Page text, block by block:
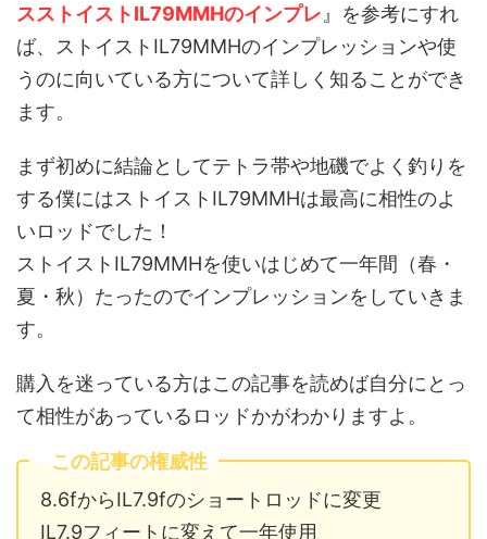
スストイストIL79MMHのインプレ 』を参考にすれ
ば、ストイストIL79MMHのインプレッションや使
うのに向いている方について詳しく知ることができ
ます。
まず初めに結論としてテトラ帯や地磯でよく釣りを
する僕にはストイストIL79MMHは最高に相性のよ
いロッドでした！
ストイストIL79MMHを使いはじめて一年間（春・
夏・秋）たったのでインプレッションをしていきま
す。
購入を迷っている方はこの記事を読めば自分にとっ
て相性があっているロッドかがわかりますよ。
この記事の権威性
8.6fからIL7.9fのショートロッドに変更
IL7.9フィートに変えて一年使用